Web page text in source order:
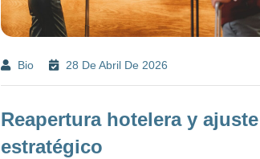
Bio 28 De Abril De 2026
Reapertura hotelera y ajuste
estratégico